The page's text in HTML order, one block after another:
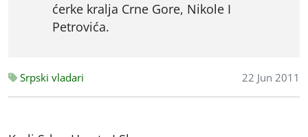
ćerke kralja Crne Gore, Nikole I
Petrovića.
Srpski vladari 22 Jun 2011